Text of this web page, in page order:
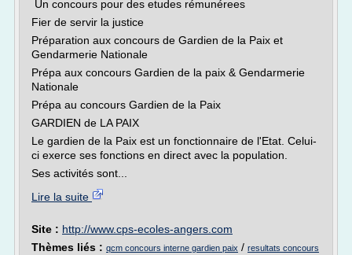
Un concours pour des etudes rémunérees
Fier de servir la justice
Préparation aux concours de Gardien de la Paix et
Gendarmerie Nationale
Prépa aux concours Gardien de la paix & Gendarmerie
Nationale
Prépa au concours Gardien de la Paix
GARDIEN de LA PAIX
Le gardien de la Paix est un fonctionnaire de l'Etat. Celui-
ci exerce ses fonctions en direct avec la population.
Ses activités sont...
Lire la suite
Site : http://www.cps-ecoles-angers.com
Thèmes liés : qcm concours interne gardien paix / resultats concours